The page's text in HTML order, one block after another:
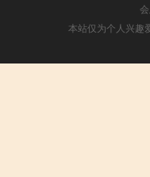
本站仅为个人兴趣